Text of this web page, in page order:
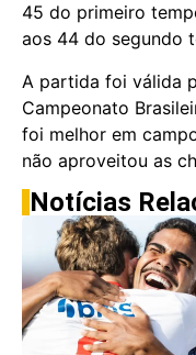
45 do primeiro
aos 44 do segundo
A partida foi válida
Campeonato
foi melhor em
não aproveitou as
Notícias